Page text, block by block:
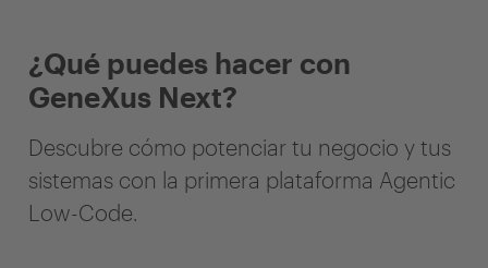
¿Qué puedes hacer con
GeneXus Next?
Descubre cómo potenciar tu negocio y tus
sistemas con la primera plataforma Agentic
Low-Code.